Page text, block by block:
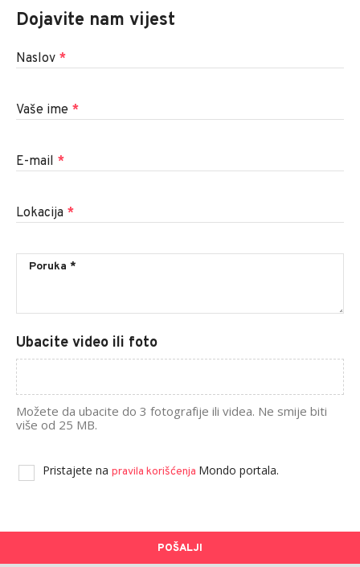
Dojavite nam vijest
Naslov *
Vaše ime *
E-mail *
Lokacija *
Ubacite video ili foto
Možete da ubacite do 3 fotografije ili videa. Ne smije biti
više od 25 MB.
Pristajete na pravila korišćenja Mondo portala.
POŠALJI